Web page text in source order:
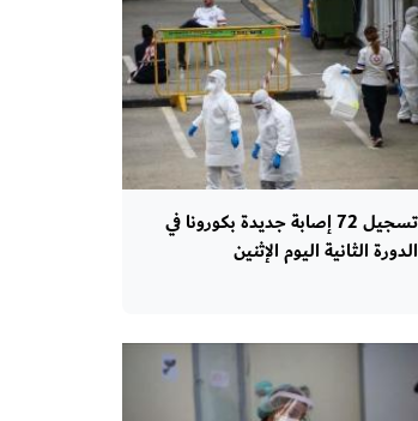
تسجيل 72 إصابة جديدة بكورونا في
الدورة الثانية اليوم الإثنين